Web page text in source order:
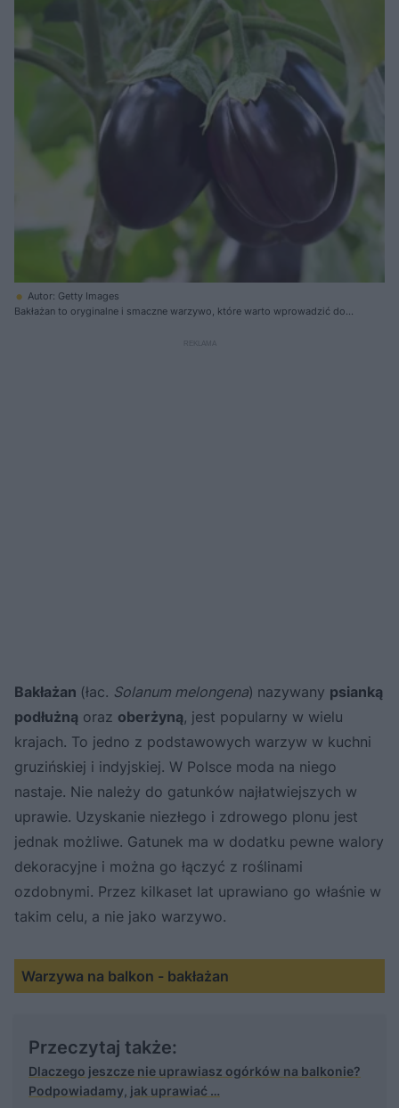
Autor: Getty Images
Bakłażan to oryginalne i smaczne warzywo, które warto wprowadzić do
Bakłażan (łac. Solanum melongena) nazywany psianką
podłużną oraz oberżyną, jest popularny w wielu
krajach. To jedno z podstawowych warzyw w kuchni
gruzińskiej i indyjskiej. W Polsce moda na niego
nastaje. Nie należy do gatunków najłatwiejszych w
uprawie. Uzyskanie niezłego i zdrowego plonu jest
jednak możliwe. Gatunek ma w dodatku pewne walory
dekoracyjne i można go łączyć z roślinami
ozdobnymi. Przez kilkaset lat uprawiano go właśnie w
takim celu, a nie jako warzywo.
Warzywa na balkon - bakłażan
Przeczytaj także:
Dlaczego jeszcze nie uprawiasz ogórków na balkonie?
Podpowiadamy, jak uprawiać …